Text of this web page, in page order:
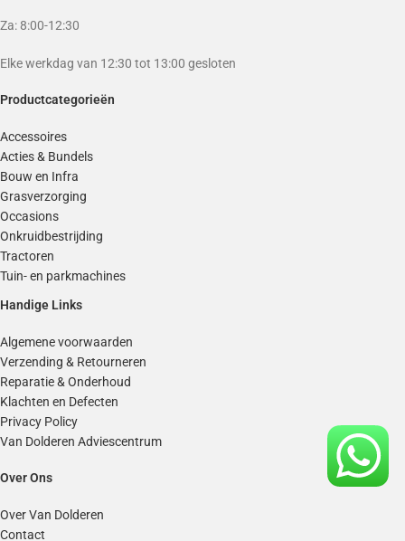
Za: 8:00-12:30
Elke werkdag van 12:30 tot 13:00 gesloten
Productcategorieën
Accessoires
Acties & Bundels
Bouw en Infra
Grasverzorging
Occasions
Onkruidbestrijding
Tractoren
Tuin- en parkmachines
Handige Links
Algemene voorwaarden
Verzending & Retourneren
Reparatie & Onderhoud
Klachten en Defecten
Privacy Policy
Van Dolderen Adviescentrum
Over Ons
Over Van Dolderen
Contact